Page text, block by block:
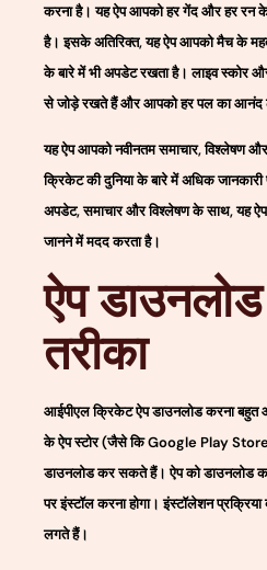
करना है। यह ऐप आपको हर गेंद और हर रन के
है। इसके अतिरिक्त, यह ऐप आपको मैच के
के बारे में भी अपडेट रखता है। लाइव स्कोर
से जोड़े रखते हैं और आपको हर पल का आनंद
यह ऐप आपको नवीनतम समाचार, विश्लेषण
क्रिकेट की दुनिया के बारे में अधिक
अपडेट, समाचार और विश्लेषण के साथ, यह
जानने में मदद करता है।
ऐप
तरीका
आईपीएल क्रिकेट ऐप डाउनलोड करना बहुत
के ऐप स्टोर (जैसे कि Google Play
डाउनलोड कर सकते हैं। ऐप को डाउनलोड
पर इंस्टॉल करना होगा। इंस्टॉलेशन
लगते हैं।